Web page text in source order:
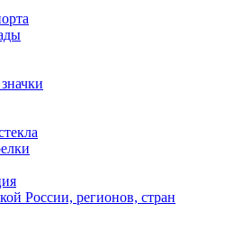
России, регионов, стран